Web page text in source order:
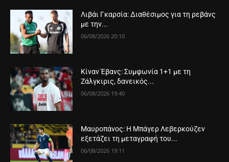
Λιβάι Γκαρσία: Διαθέσιμος για τη ρεβάνς
με την...
06/08/2026 20:10
Κίναν Έβανς: Συμφωνία 1+1 με τη
Ζάλγκιρις, δανεικός...
06/08/2026 19:40
Μαυροπάνος: Η Μπάγερ Λεβερκούζεν
εξετάζει τη μεταγραφή του...
06/08/2026 19:11